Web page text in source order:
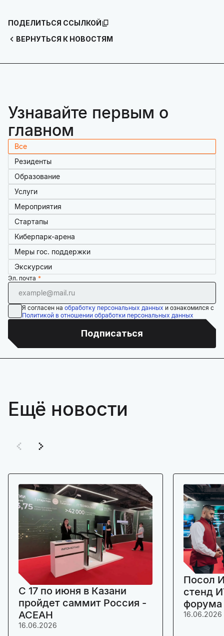
ВЕРНУТЬСЯ К НОВОСТЯМ
ПОДЕЛИТЬСЯ ССЫЛКОЙ
Узнавайте первым о
главном
Все
Резиденты
Образование
Услуги
Мероприятия
Стартапы
Киберпарк-арена
Меры гос. поддержки
Экскурсии
Эл. почта
Я согласен на обработку персональных данных и ознакомился с
Политикой в отношении обработки персональных данных
Подписаться
Ещё новости
C 17 по июня в Казани
пройдет саммит Россия -
АСЕАН
16.06.2026
Посол
стенд
16.06.2026